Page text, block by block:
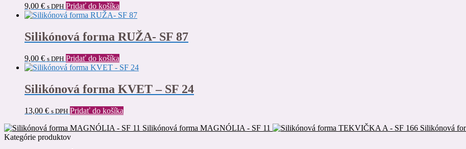
9,00 € s DPH Pridať do košíka
Silikónová forma RUŽA- SF 87
9,00 € s DPH Pridať do košíka
Silikónová forma KVET – SF 24
13,00 € s DPH Pridať do košíka
Silikónová forma MAGNÓLIA - SF 11
Silikónová
Kategórie produktov